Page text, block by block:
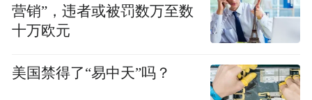
营销”，违者或被罚数万至数
十万欧元
美国禁得了“易中天”吗？